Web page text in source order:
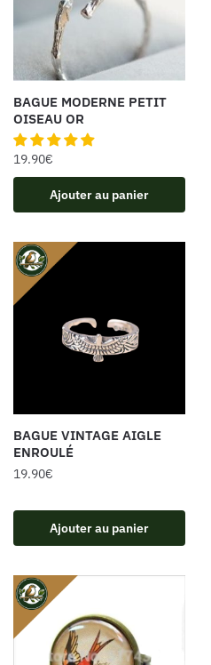
BAGUE MODERNE PETIT
OISEAU OR
19.90€
Ajouter au panier
BAGUE VINTAGE AIGLE
ENROULÉ
19.90€
Ajouter au panier